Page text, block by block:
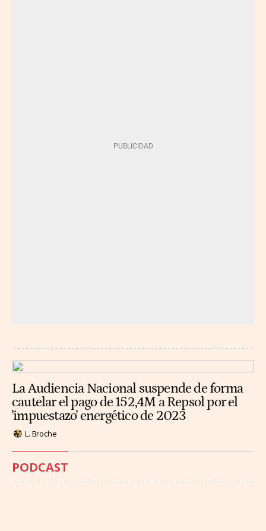
La Audiencia Nacional suspende de forma
cautelar el pago de 152,4M a Repsol por el
'impuestazo' energético de 2023
L. Broche
PODCAST